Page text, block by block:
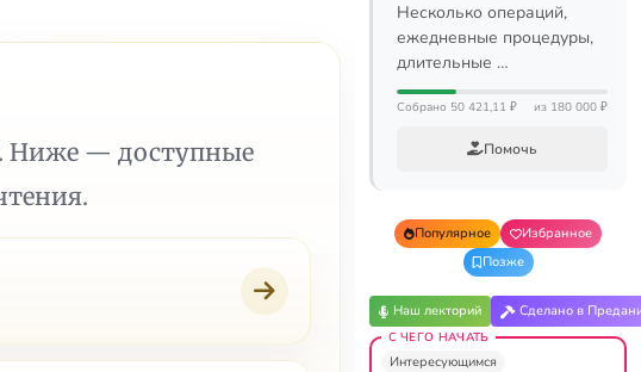
Ниже — доступные
Несколько операций,
ежедневные процедуры,
длительные …
Собрано 50 421,11 ₽ из 180 000 ₽
Помочь
Популярное
Избранное
Позже
Наш лекторий Сделано в
С ЧЕГО НАЧАТЬ
Интересующимся